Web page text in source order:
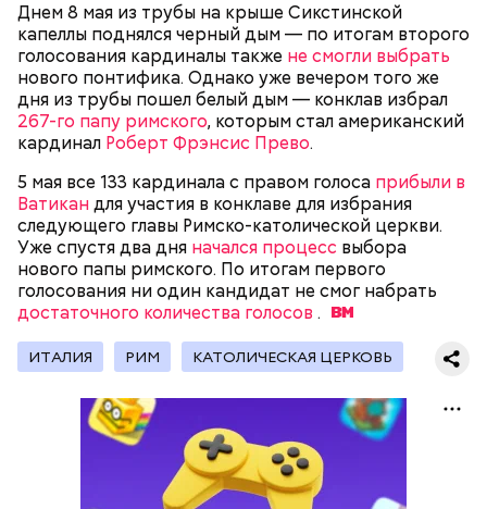
Днем 8 мая из трубы на крыше Сикстинской
капеллы поднялся черный дым — по итогам второго
голосования кардиналы также не смогли выбрать
нового понтифика. Однако уже вечером того же
дня из трубы пошел белый дым — конклав избрал
267-го папу римского, которым стал американский
кардинал Роберт Фрэнсис Прево.
5 мая все 133 кардинала с правом голоса прибыли в
Ватикандля участия в конклаве для избрания
следующего главы Римско-католической церкви.
Уже спустя два дня начался процесс выбора
нового папы римского. По итогам первого
голосования ни один кандидат не смог набрать
достаточного количества голосов .
ИТAЛИЯ РИМ КАТОЛИЧЕСКАЯ ЦЕРКОВЬ
Люсиль Рандон (118 лет)
На протяжении всей истории человечества часто
возникали различные секты, которые оказывали
сильное влияние на общество. И если часть из этих
культов были относительно безобидны, то